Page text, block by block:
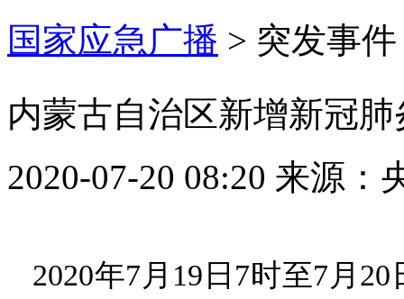
国家应急广播 > 突发事件
内蒙古自治区新增新冠
2020-07-20 08:20 来源：
2020年7月19日7时至7月